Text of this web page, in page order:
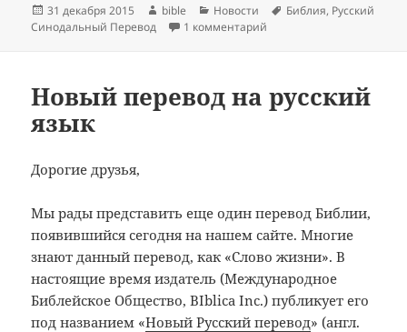
Опубликовано
31 декабря 2015 Автор
bible Рубрики
Новости Метки
Библия, Русский
Синодальный Перевод
1 комментарий
Новый перевод на русский
язык
Дорогие друзья,
Мы рады представить еще один перевод Библии,
появившийся сегодня на нашем сайте. Многие
знают данный перевод, как «Слово жизни». В
настоящие время издатель (Международное
Библейское Общество, BIblica Inc.) публикует его
под названием «Новый Русский перевод» (англ.